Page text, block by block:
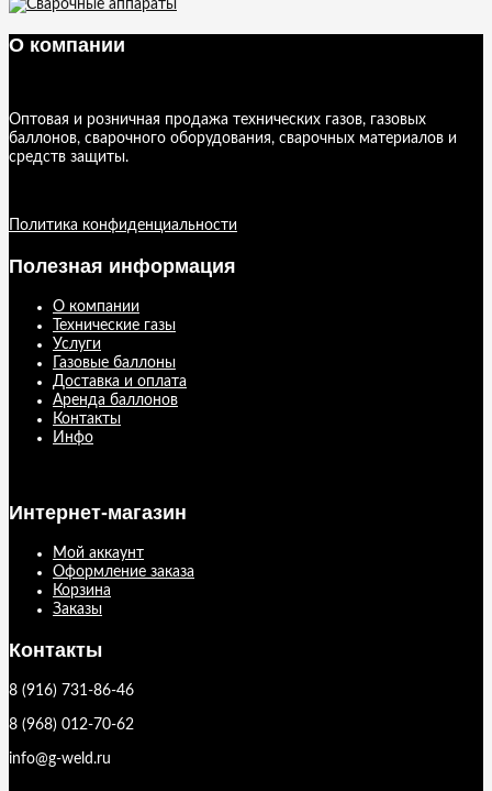
О компании
Оптовая и розничная продажа технических газов, газовых
баллонов, сварочного оборудования, сварочных материалов и
средств защиты.
Политика конфиденциальности
Полезная информация
О компании
Технические газы
Услуги
Газовые баллоны
Доставка и оплата
Аренда баллонов
Контакты
Инфо
Интернет-магазин
Мой аккаунт
Оформление заказа
Корзина
Заказы
Контакты
8 (916) 731-86-46
8 (968) 012-70-62
info@g-weld.ru